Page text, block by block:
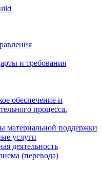
и требования
обеспечение и
процесса.
материальной поддержки
услуги
деятельность
(перевода)